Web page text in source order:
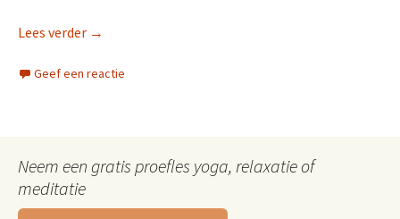
Lees verder Zuiveren van het lichaam
→
Geef een reactie
Neem een gratis proefles yoga, relaxatie of
meditatie